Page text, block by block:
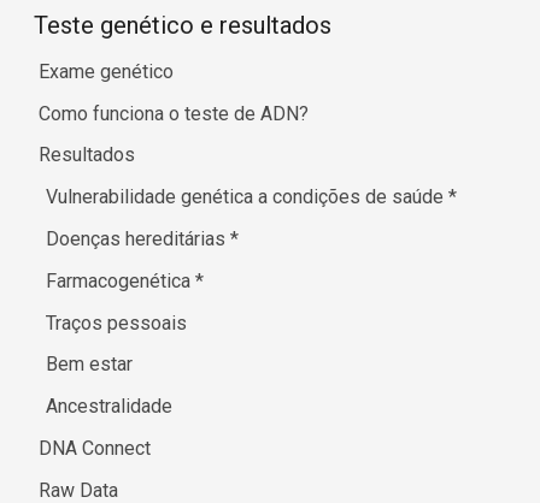
Teste genético e resultados
Exame genético
Como funciona o teste de ADN?
Resultados
Vulnerabilidade genética a condições de saúde*
Doenças hereditárias*
Farmacogenética*
Traços pessoais
Bem estar
Ancestralidade
DNA Connect
Raw Data